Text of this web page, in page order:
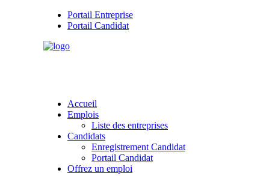
Portail Entreprise
Portail Candidat
Accueil
Emplois
Liste des entreprises
Candidats
Enregistrement Candidat
Portail Candidat
Offrez un emploi